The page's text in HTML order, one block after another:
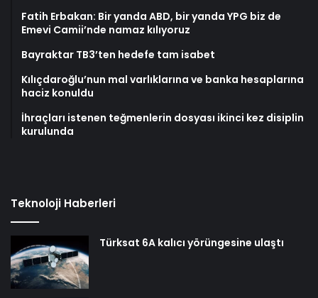
Fatih Erbakan: Bir yanda ABD, bir yanda YPG biz de
Emevi Camii’nde namaz kılıyoruz
Bayraktar TB3’ten hedefe tam isabet
Kılıçdaroğlu’nun mal varlıklarına ve banka hesaplarına
haciz konuldu
İhraçları istenen teğmenlerin dosyası ikinci kez disiplin
kurulunda
Teknoloji Haberleri
Türksat 6A kalıcı yörüngesine ulaştı